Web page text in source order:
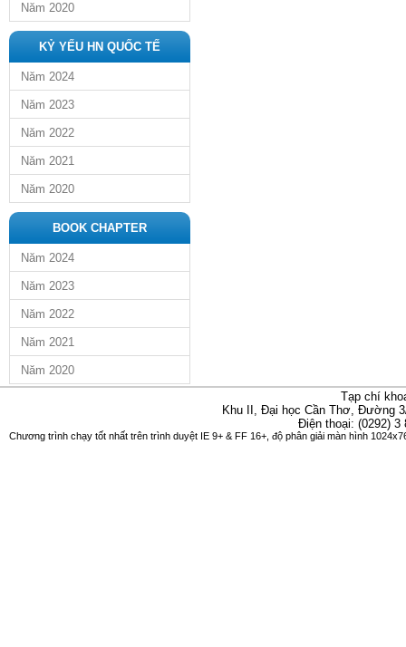
Năm 2020
KỶ YẾU HN QUỐC TẾ
Năm 2024
Năm 2023
Năm 2022
Năm 2021
Năm 2020
BOOK CHAPTER
Năm 2024
Năm 2023
Năm 2022
Năm 2021
Năm 2020
Tạp chí
Khu II, Đại học Cần Thơ, Đường
Điện thoại: (0292)
Chương trình chạy tốt nhất trên trình duyệt IE 9+ & FF 16+, độ phân giải màn hình